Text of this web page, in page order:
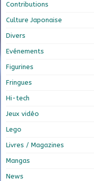
Contributions
Culture Japonaise
Divers
Evénements
Figurines
Fringues
Hi-tech
Jeux vidéo
Lego
Livres / Magazines
Mangas
News